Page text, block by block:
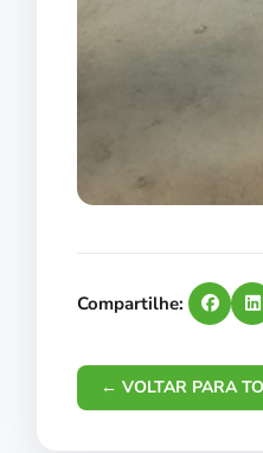
Compartilhe:
← VOLTAR PARA